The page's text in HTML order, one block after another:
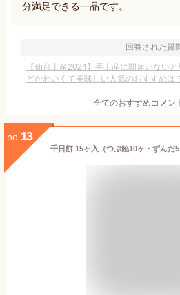
分満足できる一品です。
回答された質
【仙台土産2024】手土産に間違いない
どかわいくて美味しい人気のおすすめは
全てのおすすめコメン
no. 13